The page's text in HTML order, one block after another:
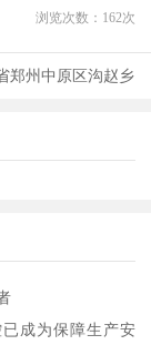
浏览次数： 162次
郑州中原区沟赵乡
成为保障生产安